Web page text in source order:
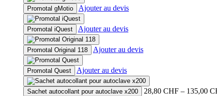
produit
être
choisies
sur
la
page
du
produit
Promotal gMotio Ajouter au devis
Promotal iQuest Ajouter au devis
Promotal Original 118 Ajouter au devis
Promotal Quest Ajouter au devis
Sachet autocollant pour autoclave x200 28,80 CHF – 135,00